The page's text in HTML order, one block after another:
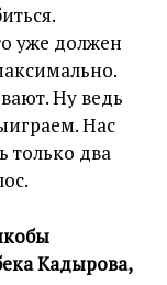
уже должен
Ну ведь
Нас
только два
Кадырова,